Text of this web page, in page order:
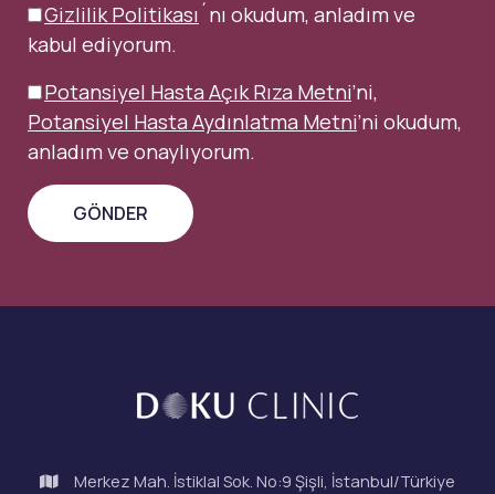
Gizlilik Politikası ´nı okudum, anladım ve
kabul ediyorum.
Potansiyel Hasta Açık Rıza Metni’ni,
Potansiyel Hasta Aydınlatma Metni’ni okudum,
anladım ve onaylıyorum.
Merkez Mah. İstiklal Sok. No:9 Şişli, İstanbul/Türkiye